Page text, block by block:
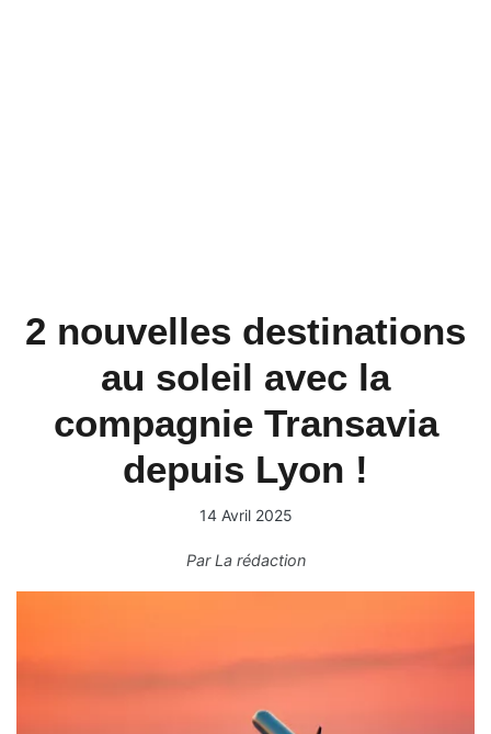
2 nouvelles destinations
au soleil avec la
compagnie Transavia
depuis Lyon !
14 Avril 2025
ParLa rédaction